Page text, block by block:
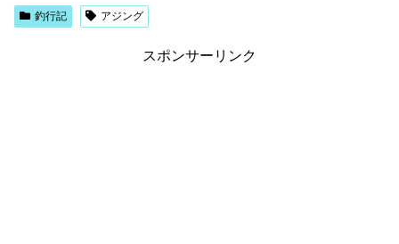
釣行記 アジング
スポンサーリンク